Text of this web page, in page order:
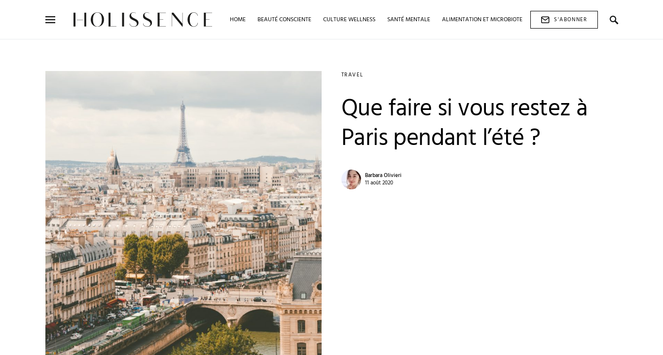
HOME BEAUTÉ CONSCIENTE CULTURE WELLNESS SANTÉ MENTALE ALIMENTATION ET MICROBIOTE
S'ABONNER
TRAVEL
Que faire si vous restez à
Paris pendant l’été ?
Barbara Olivieri
11 août 2020